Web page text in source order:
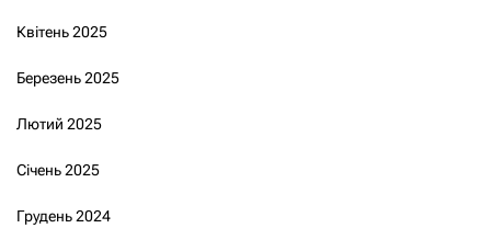
Квітень 2025
Березень 2025
Лютий 2025
Січень 2025
Грудень 2024